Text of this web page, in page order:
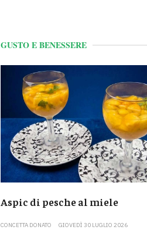
GUSTO E BENESSERE
Aspic di pesche al miele
CONCETTA DONATO GIOVEDÌ 30 LUGLIO 2026